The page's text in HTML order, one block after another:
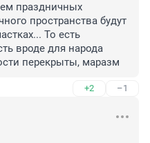
праздничных
пространства будут
То есть
вроде для народа
перекрыты, маразм
+2 –1